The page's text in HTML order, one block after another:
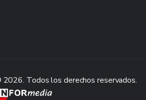
Todos los derechos reservados.